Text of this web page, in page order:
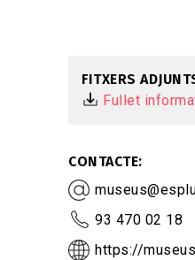
FITXERS
Fullet
CONTACTE
93 470 02 18
https://